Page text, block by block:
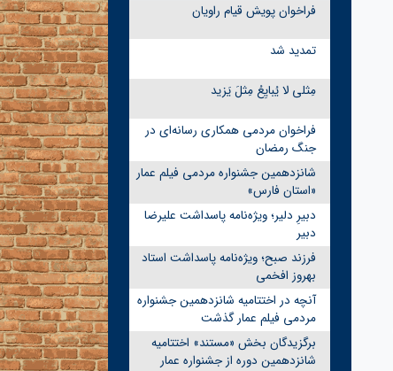
فراخوان پویش قیام راویان
تمدید شد
مِثلی لا یُبایِعُ مِثلَ یَزید
فراخوان مردمی همکاری رسانه‌ای در
جنگ رمضان
شانزدهمین جشنواره مردمی فیلم عمار
«استان فارس»
دبیرِ دلیر؛ ویژه‌نامه پاسداشت علیرضا
دبیر
فرزند صبح؛ ویژه‌نامه پاسداشت استاد
بهروز افخمی
آنچه در اختتامیه شانزدهمین جشنواره
مردمی فیلم عمار گذشت
برگزیدگان بخش «مستند» اختتامیه
شانزدهمین دوره از جشنواره عمار